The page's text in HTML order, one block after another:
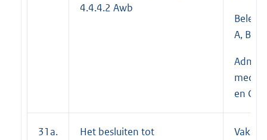
4.4.4.2 Awb
A, B en
en C
31a.
Het besluiten tot